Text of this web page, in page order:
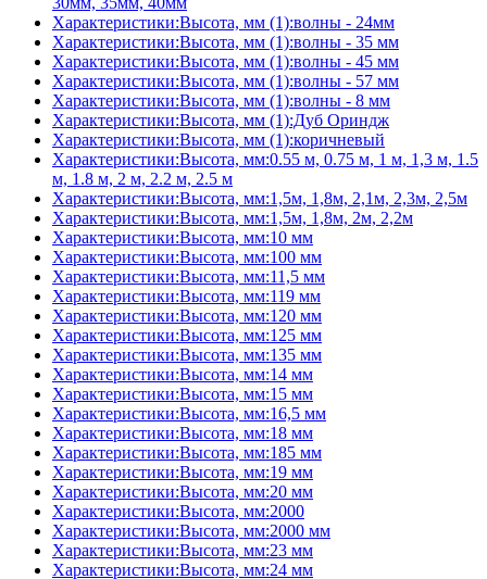
Характеристики:Высота, мм (1):волны - 24мм
Характеристики:Высота, мм (1):волны - 35 мм
Характеристики:Высота, мм (1):волны - 45 мм
Характеристики:Высота, мм (1):волны - 57 мм
Характеристики:Высота, мм (1):волны - 8 мм
Характеристики:Высота, мм (1):Дуб Ориндж
Характеристики:Высота, мм (1):коричневый
Характеристики:Высота, мм:0.55 м, 0.75 м, 1 м, 1,3 м, 1.5
м, 1.8 м, 2 м, 2.2 м, 2.5 м
Характеристики:Высота, мм:1,5м, 1,8м, 2,1м, 2,3м, 2,5м
Характеристики:Высота, мм:1,5м, 1,8м, 2м, 2,2м
Характеристики:Высота, мм:10 мм
Характеристики:Высота, мм:100 мм
Характеристики:Высота, мм:11,5 мм
Характеристики:Высота, мм:119 мм
Характеристики:Высота, мм:120 мм
Характеристики:Высота, мм:125 мм
Характеристики:Высота, мм:135 мм
Характеристики:Высота, мм:14 мм
Характеристики:Высота, мм:15 мм
Характеристики:Высота, мм:16,5 мм
Характеристики:Высота, мм:18 мм
Характеристики:Высота, мм:185 мм
Характеристики:Высота, мм:19 мм
Характеристики:Высота, мм:20 мм
Характеристики:Высота, мм:2000
Характеристики:Высота, мм:2000 мм
Характеристики:Высота, мм:23 мм
Характеристики:Высота, мм:24 мм